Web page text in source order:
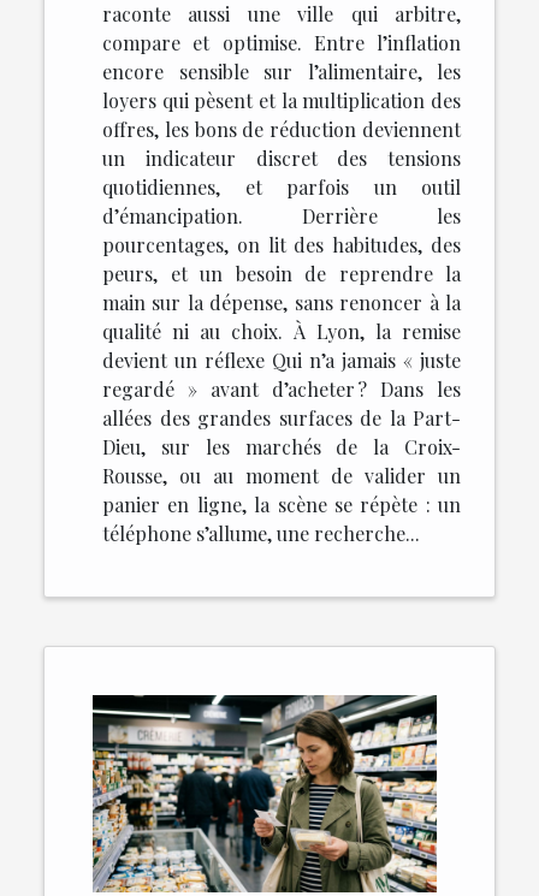
raconte aussi une ville qui arbitre,
compare et optimise. Entre l’inflation
encore sensible sur l’alimentaire, les
loyers qui pèsent et la multiplication des
offres, les bons de réduction deviennent
un indicateur discret des tensions
quotidiennes, et parfois un outil
d’émancipation. Derrière les
pourcentages, on lit des habitudes, des
peurs, et un besoin de reprendre la
main sur la dépense, sans renoncer à la
qualité ni au choix. À Lyon, la remise
devient un réflexe Qui n’a jamais « juste
regardé » avant d’acheter ? Dans les
allées des grandes surfaces de la Part-
Dieu, sur les marchés de la Croix-
Rousse, ou au moment de valider un
panier en ligne, la scène se répète : un
téléphone s’allume, une recherche...